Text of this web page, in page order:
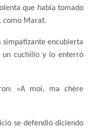
que había tomado
como Marat.
simpatizante encubierta
un cuchillo y lo enterró
«A moi, ma chère
se defendió diciendo